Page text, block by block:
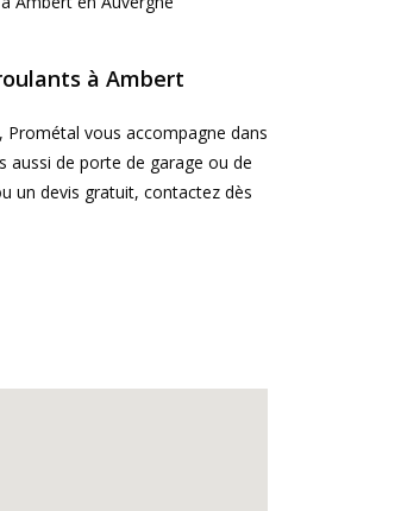
à Ambert
vous accompagne dans
aussi de porte de garage ou de
un devis gratuit, contactez dès